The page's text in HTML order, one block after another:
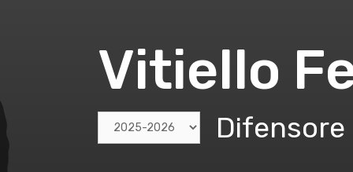
Vitiello
Difensore